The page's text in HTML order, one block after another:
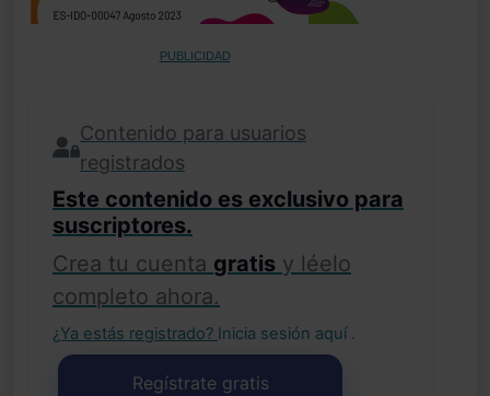
PUBLICIDAD
Contenido para usuarios
registrados
Este contenido es exclusivo para
suscriptores.
Crea tu cuenta gratis y léelo
completo ahora.
¿Ya estás registrado? Inicia sesión aquí .
Regístrate gratis